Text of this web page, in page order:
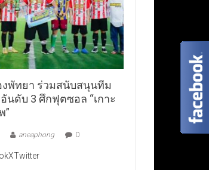
งพัทยา ร่วมสนับสนุนทีม
นดับ 3 ศึกฟุตซอล “เกาะ
”
aneaphong 0